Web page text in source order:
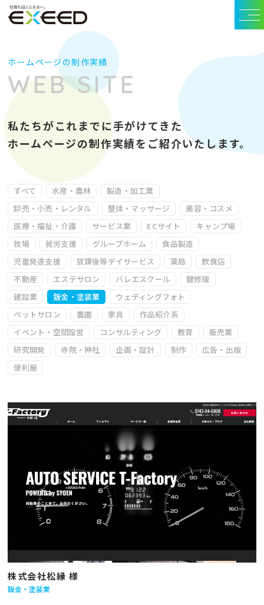
ホームページの制作実績
WEB SITE
私たちがこれまでに手がけてきた
ホームぺージの制作実績をご紹介いたします。
すべて 水産・農林
製造・加工業
卸売・小売・レンタル
整体・マッサージ
美容・コスメ
医療・福祉・介護
サービス業 ECサイト
キャンプ場
牧場
就労支援 グループホーム
食品製造
児童発達支援
放課後等デイサービス 薬局
飲食店
不動産
エステサロン バレエスクール
鍵修理
建設業
鈑金・塗装業
ウェディングフォト
ペットサロン
農園 家具
作品紹介系
イベント・空間設営
コンサルティング 教育
販売業
研究開発
寺院・神社 企画・設計 制作
広告・出版
便利屋
株式会社松縁 様
鈑金・塗装業